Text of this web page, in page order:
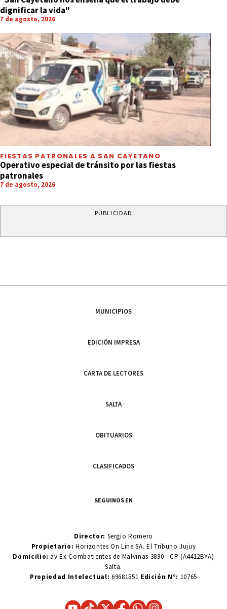
dignificar la vida"
7 de agosto, 2026
FIESTAS PATRONALES A SAN CAYETANO
Operativo especial de tránsito por las fiestas
patronales
7 de agosto, 2026
PUBLICIDAD
MUNICIPIOS
EDICIÓN IMPRESA
CARTA DE LECTORES
SALTA
OBITUARIOS
CLASIFICADOS
SEGUINOS EN
Director: Sergio Romero
Propietario:Horizontes On Line SA. El Tribuno Jujuy
Domicilio: av Ex Combatientes de Malvinas 3890 - CP (A4412BYA)
Salta.
Propiedad Intelectual: 69681551 Edición N°: 10765